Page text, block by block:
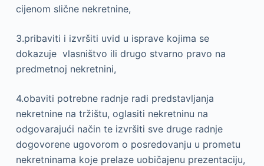
cijenom slične nekretnine,
3.pribaviti i izvršiti uvid u isprave kojima se
dokazuje vlasništvo ili drugo stvarno pravo na
predmetnoj nekretnini,
4.obaviti potrebne radnje radi predstavljanja
nekretnine na tržištu, oglasiti nekretninu na
odgovarajući način te izvršiti sve druge radnje
dogovorene ugovorom o posredovanju u prometu
nekretninama koje prelaze uobičajenu prezentaciju,